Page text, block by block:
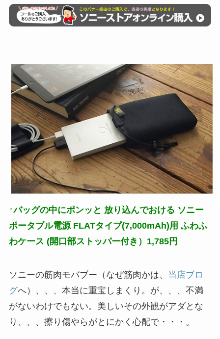
↑バッグの中にポンッと 放り込んでおける ソニー
ポータブル電源 FLATタイプ(7,000mAh)用 ふわふ
わケース (開口部ストッパー付き）1,785円
ソニーの筋肉モバブー（なぜ筋肉かは、 当店ブロ
グへ）、、、本当に重宝しまくり。が、、、不満
がないわけでもない。美しいその外観がアダとな
り、、、擦り傷やらがとにかく心配で・・・。